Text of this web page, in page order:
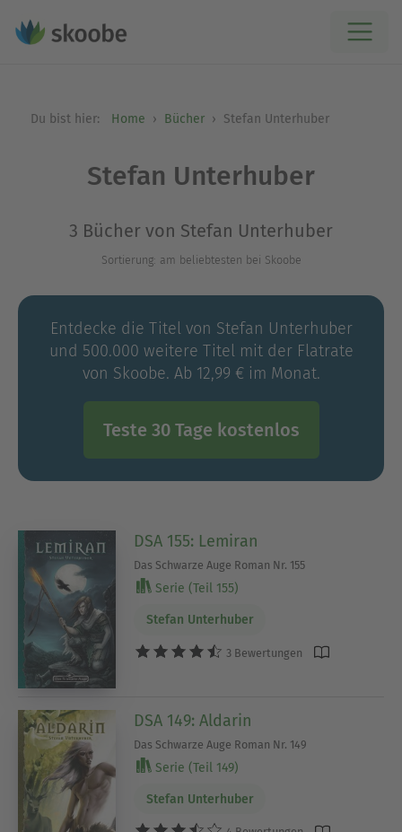
Du bist hier: Home Bücher Stefan Unterhuber
Stefan Unterhuber
3 Bücher von Stefan Unterhuber
Sortierung: am beliebtesten bei Skoobe
Entdecke die Titel von Stefan Unterhuber
und 500.000 weitere Titel mit der Flatrate
von Skoobe. Ab 12,99 € im Monat.
Teste 30 Tage kostenlos
DSA 155: Lemiran
Das Schwarze Auge Roman Nr. 155
Serie (Teil 155)
Stefan Unterhuber
3 Bewertungen
DSA 149: Aldarin
Das Schwarze Auge Roman Nr. 149
Serie (Teil 149)
Stefan Unterhuber